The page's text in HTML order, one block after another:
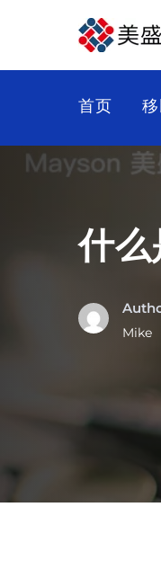
首页
什
Mike